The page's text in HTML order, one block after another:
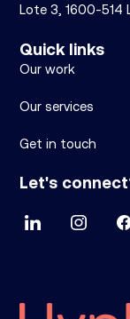
Lote 3, 1600-514
Quick links
Our work
Our services
Get in touch
Let's